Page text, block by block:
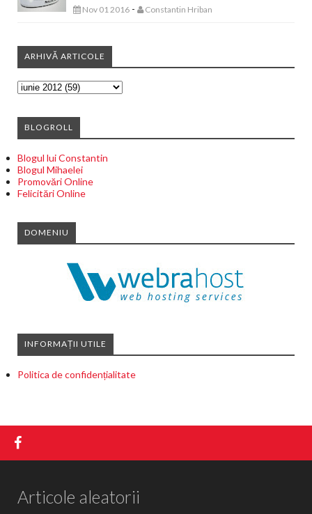
Nov 01 2016 - Constantin Hriban
ARHIVĂ ARTICOLE
BLOGROLL
Blogul lui Constantin
Blogul Mihaelei
Promovări Online
Felicitări Online
DOMENIU
INFORMAȚII UTILE
Politica de confidențialitate
Articole aleatorii